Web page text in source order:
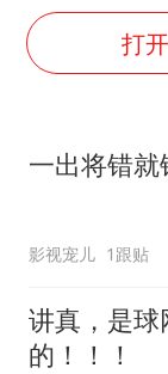
打
一出将错就
影视宠儿 1跟贴
讲真，是球
的！！！